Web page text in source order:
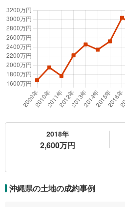
2018年
2,600万円
沖縄県の土地の成約事例